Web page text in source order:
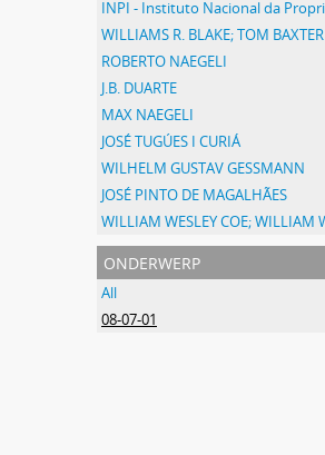
WILLIAMS R. BLAKE; TOM BAXTER
ROBERTO NAEGELI
J.B. DUARTE
MAX NAEGELI
JOSÉ TUGÚES I CURIÁ
WILHELM GUSTAV GESSMANN
JOSÉ PINTO DE MAGALHÃES
onderwerp
All
08-07-01